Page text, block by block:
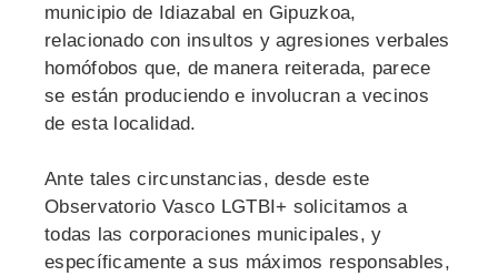
municipio de Idiazabal en Gipuzkoa,
relacionado con insultos y agresiones verbales
homófobos que, de manera reiterada, parece
se están produciendo e involucran a vecinos
de esta localidad.
Ante tales circunstancias, desde este
Observatorio Vasco LGTBI+ solicitamos a
todas las corporaciones municipales, y
específicamente a sus máximos responsables,